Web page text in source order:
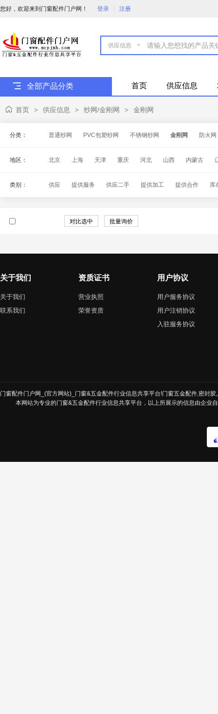
您好，欢迎来到门窗配件门户网！ 登录 注册

全部产品分类 首页 供应信息
首页 > 供应信息 > 纱网/金刚网 > 金刚网
分类： 普通纱网 PVC包塑纱网 不锈钢纱网 金刚网 防火网
地区： 北京 上海 天津 重庆 河北 山西 内蒙古
类别：
供应 提供服务 供应二手 提供加工 提供合作 库
关于我们
关于我们
联系我们
资质证书
营业执照
荣誉资质
用户协议
用户服务协议
用户注销协议
入驻服务协议
门窗配件门户网_(官方网站)_门窗&五金配件行业信息共享平台!门窗五金配件,密封
本网站为专业的门窗&五金配件行业信息共享平台，以上所展示的信息由企业